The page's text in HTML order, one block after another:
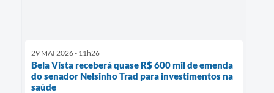
29 MAI 2026 - 11h26
Bela Vista receberá quase R$ 600 mil de emenda
do senador Nelsinho Trad para investimentos na
saúde